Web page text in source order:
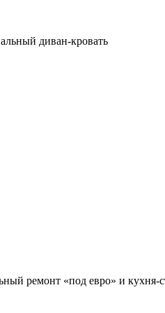
диван-кровать
ремонт «под евро» и кухня-